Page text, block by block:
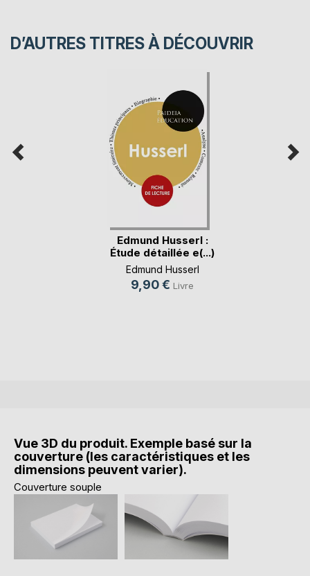
D’AUTRES TITRES À DÉCOUVRIR
Edmund Husserl :
Étude détaillée e(...)
Edmund Husserl
9,90 € Livre
Vue 3D du produit. Exemple basé sur la
couverture (les caractéristiques et les
dimensions peuvent varier).
Couverture souple